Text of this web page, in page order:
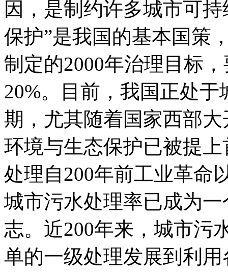
因，是制约许多城市可
保护”是我国的基本国策
制定的2000年治理目标
20%。目前，我国正处
期，尤其随着国家西部
环境与生态保护已被提
处理自200年前工业革命
城市污水处理率已成为
志。近200年来，城市污
单的一级处理发展到利